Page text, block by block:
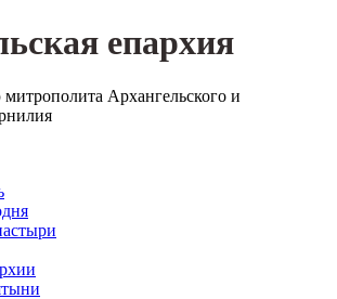
епархия
Архангельского и